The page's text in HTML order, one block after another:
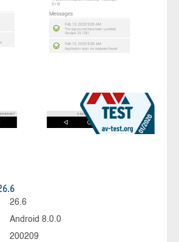
26.6
Android 8.0.0
200209